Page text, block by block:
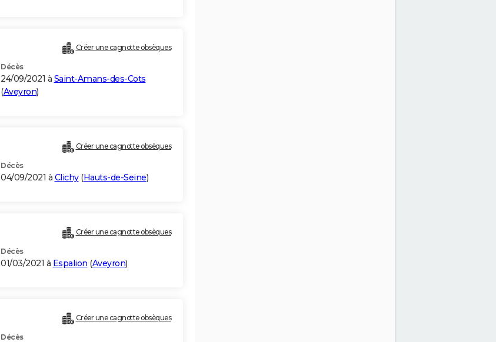
Créer une cagnotte obsèques
Décès
24/09/2021 à Saint-Amans-des-Cots
(Aveyron)
Créer une cagnotte obsèques
Décès
04/09/2021 à Clichy(Hauts-de-Seine)
Créer une cagnotte obsèques
Décès
01/03/2021 à Espalion (Aveyron)
Créer une cagnotte obsèques
Décès